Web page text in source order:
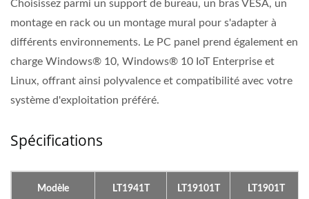
Choisissez parmi un support de bureau, un bras VESA, un
montage en rack ou un montage mural pour s'adapter à
différents environnements. Le PC panel prend également en
charge Windows® 10, Windows® 10 IoT Enterprise et
Linux, offrant ainsi polyvalence et compatibilité avec votre
système d'exploitation préféré.
Spécifications
Modèle LT1941T LT19101T LT1901T